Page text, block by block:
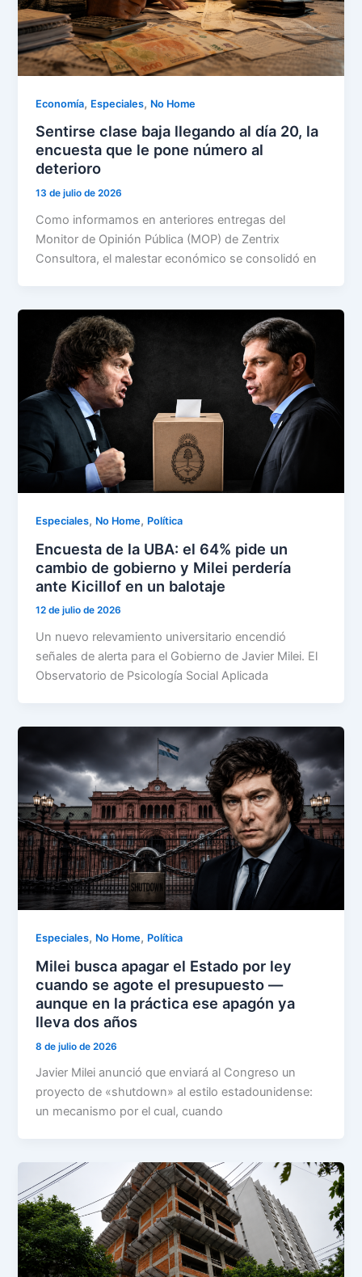
Economía, Especiales, No Home
Sentirse clase baja llegando al día 20, la
encuesta que le pone número al
deterioro
13 de julio de 2026
Como informamos en anteriores entregas del
Monitor de Opinión Pública (MOP) de Zentrix
Consultora, el malestar económico se consolidó en
Especiales, No Home, Política
Encuesta de la UBA: el 64% pide un
cambio de gobierno y Milei perdería
ante Kicillof en un balotaje
12 de julio de 2026
Un nuevo relevamiento universitario encendió
señales de alerta para el Gobierno de Javier Milei. El
Observatorio de Psicología Social Aplicada
Especiales, No Home, Política
Milei busca apagar el Estado por ley
cuando se agote el presupuesto —
aunque en la práctica ese apagón ya
lleva dos años
8 de julio de 2026
Javier Milei anunció que enviará al Congreso un
proyecto de «shutdown» al estilo estadounidense:
un mecanismo por el cual, cuando